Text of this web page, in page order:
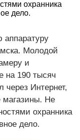
охранника
дело.
аппаратуру
Молодой
и
на 190 тысяч
через Интернет,
магазины. Не
охранника
дело.